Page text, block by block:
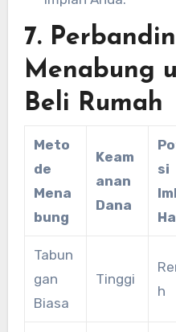
7.
Menabung
Beli Rumah
Meto
de
Mena
bung
Keam
anan
Dana
si
Tabun
gan
Biasa
Tinggi
h